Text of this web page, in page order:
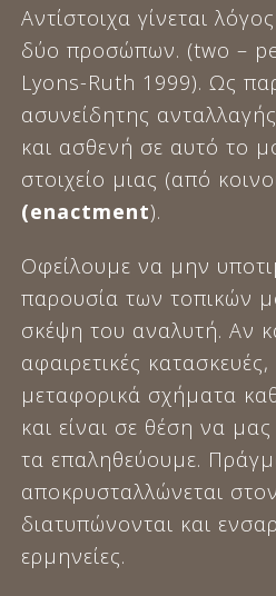
Αντίστοιχα γίνεται
δύο προσώπων. (two –
Lyons-Ruth 1999). Ως
ασυνείδητης
και ασθενή σε αυτό το
στοιχείο μιας (από
(enactment).
Οφείλουμε να μην
παρουσία των τοπικών
σκέψη του αναλυτή. Αν
αφαιρετικές
μεταφορικά σχήματα
και είναι σε θέση να
τα επαληθεύουμε.
αποκρυσταλλώνεται
διατυπώνονται και
ερμηνείες.